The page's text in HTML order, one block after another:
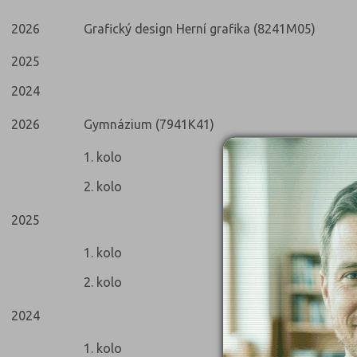
2026 Grafický design Herní grafika (8241M05)
2025
2024
2026 Gymnázium (7941K41)
1. kolo
2. kolo
2025
1. kolo
2. kolo
2024
1. kolo